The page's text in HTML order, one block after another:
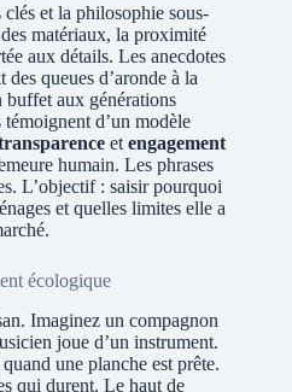
clés et la philosophie sous-
matériaux, la proximité
aux détails. Les anecdotes
queues d’aronde à la
buffet aux générations
d’un modèle
et engagement
humain. Les phrases
L’objectif : saisir pourquoi
et quelles limites elle a
écologique
Imaginez un compagnon
joue d’un instrument.
une planche est prête.
qui durent. Le haut de